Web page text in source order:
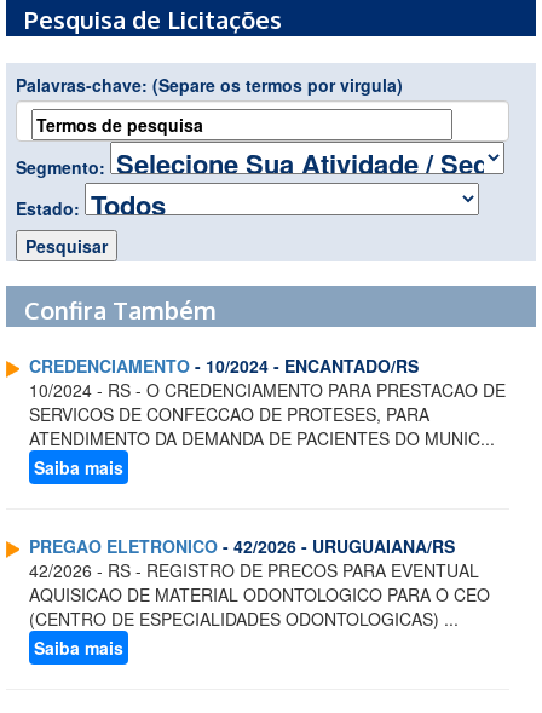
Pesquisa de Licitações
Palavras-chave: (Separe os termos por virgula)
Segmento:
Estado:
Confira Também
CREDENCIAMENTO - 10/2024 - ENCANTADO/RS
10/2024 - RS - O CREDENCIAMENTO PARA PRESTACAO DE
SERVICOS DE CONFECCAO DE PROTESES, PARA
ATENDIMENTO DA DEMANDA DE PACIENTES DO MUNIC...
Saiba mais
PREGAO ELETRONICO - 42/2026 - URUGUAIANA/RS
42/2026 - RS - REGISTRO DE PRECOS PARA EVENTUAL
AQUISICAO DE MATERIAL ODONTOLOGICO PARA O CEO
(CENTRO DE ESPECIALIDADES ODONTOLOGICAS) ...
Saiba mais